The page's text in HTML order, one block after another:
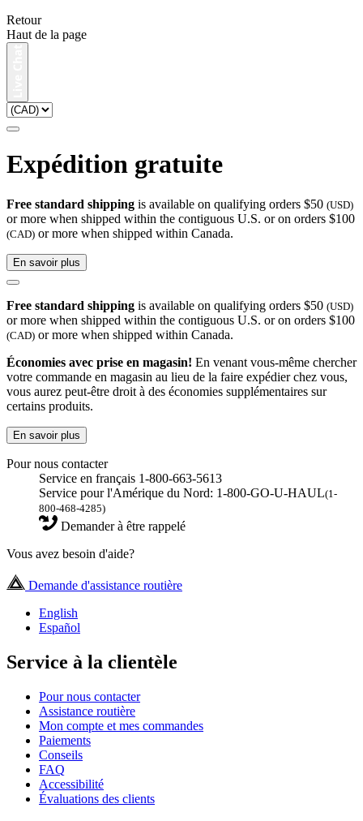
Retour
Haut de la page
Expédition gratuite
Free standard shipping is available on qualifying orders $50 (USD)
or more when shipped within the contiguous U.S. or on orders $100
(CAD) or more when shipped within Canada.
En savoir plus
Free standard shipping is available on qualifying orders $50 (USD)
or more when shipped within the contiguous U.S. or on orders $100
(CAD) or more when shipped within Canada.
Économies avec prise en magasin! En venant vous-même chercher
votre commande en magasin au lieu de la faire expédier chez vous,
vous aurez peut-être droit à des économies supplémentaires sur
certains produits.
En savoir plus
Pour nous contacter
Service en français 1-800-663-5613
Service pour l'Amérique du Nord: 1-800-GO-U-HAUL(1-
800-468-4285)
Demander à être rappelé
Vous avez besoin d'aide?
Demande d'assistance routière
English
Español
Service à la clientèle
Pour nous contacter
Assistance routière
Mon compte et mes commandes
Paiements
Conseils
FAQ
Accessibilité
Évaluations des clients